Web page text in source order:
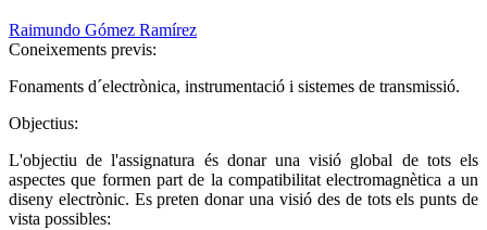
Raimundo Gómez Ramírez
Coneixements previs:
Fonaments d´electrònica, instrumentació i sistemes de transmissió.
Objectius:
L'objectiu de l'assignatura és donar una visió global de tots els
aspectes que formen part de la compatibilitat electromagnètica a un
diseny electrònic. Es preten donar una visió des de tots els punts de
vista possibles: